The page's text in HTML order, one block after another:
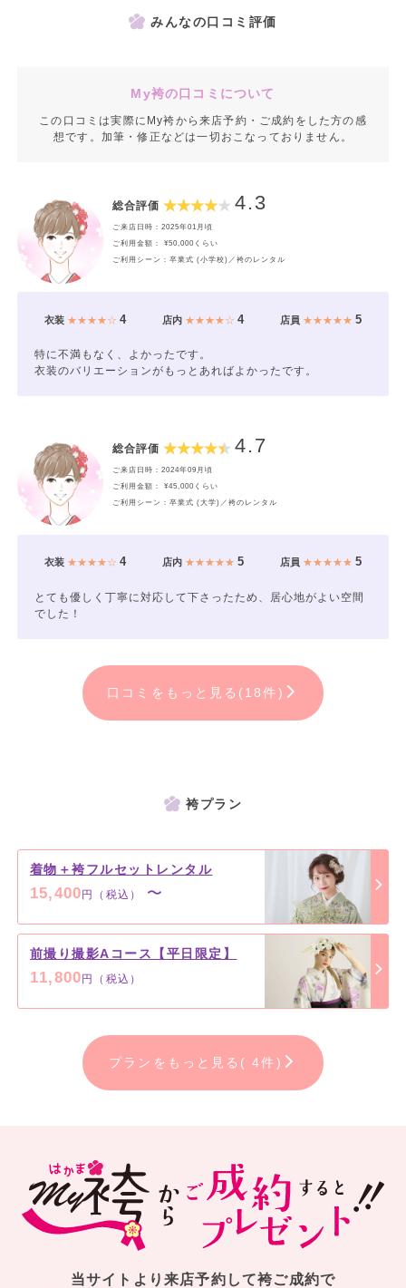
みんなの口コミ評価
My袴の口コミについて
この口コミは実際にMy袴から来店予約・ご成約をした方の感
想です。加筆・修正などは一切おこなっておりません。
総合評価 4.3
ご来店日時：2025年01月頃
ご利用金額： ¥50,000くらい
ご利用シーン：卒業式 (小学校)／袴のレンタル
衣装★★★★☆ 4 店内★★★★☆ 4 店員 ★★★★★5
特に不満もなく、よかったです。
衣装のバリエーションがもっとあればよかったです。
総合評価 4.7
ご来店日時：2024年09月頃
ご利用金額： ¥45,000くらい
ご利用シーン：卒業式 (大学)／袴のレンタル
衣装★★★★☆ 4 店内★★★★★ 5 店員 ★★★★★5
とても優しく丁寧に対応して下さったため、居心地がよい空間
でした！
口コミをもっと見る(18件)
袴プラン
着物＋袴フルセットレンタル
15,400円（税込） 〜
前撮り撮影Aコース【平日限定】
11,800円（税込）
プランをもっと見る( 4件)
当サイトより来店予約して袴ご成約で